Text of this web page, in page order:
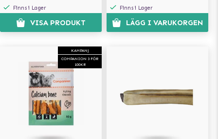
Finns i Lager
VISA PRODUKT
Finns i Lager
LÄGG I VARUKORGEN
KAMPANJ
COMPANION 3 FÖR
100KR